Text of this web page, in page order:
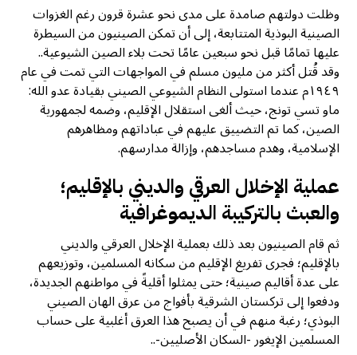
وظلت دولتهم صامدة على مدى نحو عشرة قرون رغم الغزوات
الصينية البوذية المتتابعة، إلى أن تمكن الصينيون من السيطرة
عليها تمامًا قبل نحو سبعين عامًا تحت بلاء الصين الشيوعية..
وقد قُتل أكثر من مليون مسلم في المواجهات التي تمت في عام
١٩٤٩م عندما استولى النظام الشيوعي الصيني بقيادة عدو الله:
ماو تسي تونج، حيث ألغى استقلال الإقليم، وضمه لجمهورية
الصين، كما تم التضييق عليهم في عباداتهم ومظاهرهم
الإسلامية، وهدم مساجدهم، وإزالة مدارسهم.
عملية الإخلال العرقي والديني بالإقليم؛
والعبث بالتركيبة الديموغرافية
ثم قام الصينيون بعد ذلك بعملية الإخلال العرقي والديني
بالإقليم؛ فجرى تفريغ الإقليم من سكانه المسلمين، وتوزيعهم
على عدة أقاليم صينية؛ حتى يمثلوا أقليةً في مواطنهم الجديدة،
ودفعوا إلى تركستان الشرقية بأفواج من عرق الهان الصيني
البوذي؛ رغبة منهم في أن يصبح هذا العرق أغلبية على حساب
المسلمين الإيغور -السكان الأصليين-..